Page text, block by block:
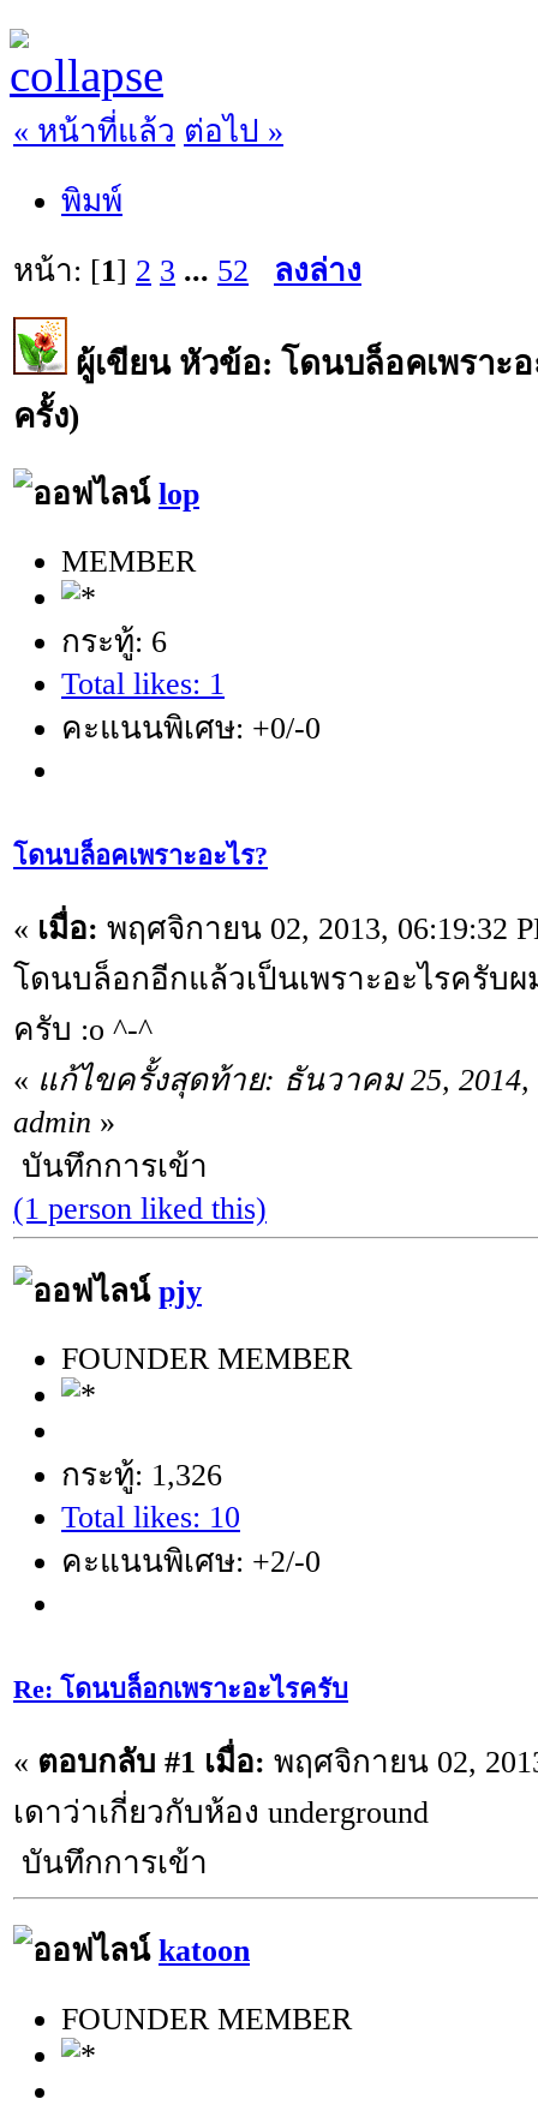
« หน้าที่แล้ว ต่อไป »
พิมพ์
หน้า: [1] 2 3 ... 52 ลงล่าง
ผู้เขียนหัวข้อ: โดนบล็อคเพราะอ
ครั้ง)
lop
MEMBER
กระทู้: 6
Total likes: 1
คะแนนพิเศษ: +0/-0
โดนบล็อคเพราะอะไร?
« เมื่อ: พฤศจิกายน 02, 2013, 06:19:32
โดนบล็อกอีกแล้วเป็นเพราะอะไรครับ
ครับ :o ^-^
« แก้ไขครั้งสุดท้าย: ธันวาคม 25, 2014,
admin »
บันทึกการเข้า
(1 person liked this)
pjy
FOUNDER MEMBER
กระทู้: 1,326
Total likes: 10
คะแนนพิเศษ: +2/-0
Re: โดนบล็อกเพราะอะไรครับ
« ตอบกลับ #1 เมื่อ: พฤศจิกายน 02,
เดาว่าเกี่ยวกับห้อง underground
บันทึกการเข้า
katoon
FOUNDER MEMBER